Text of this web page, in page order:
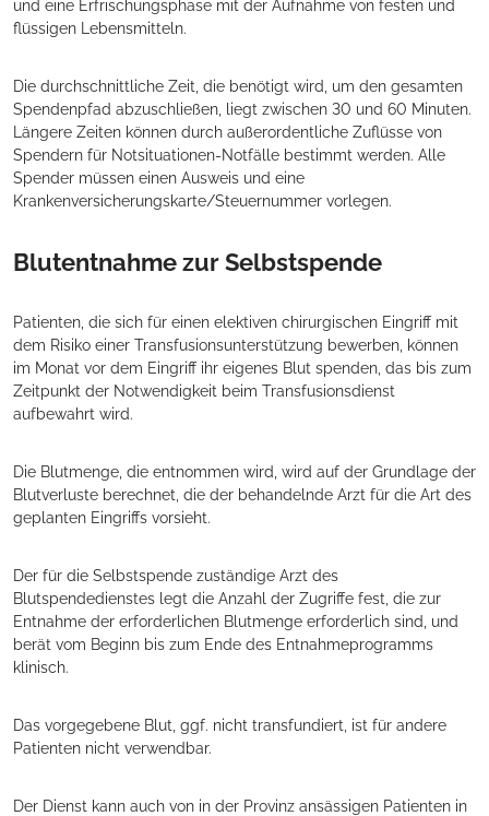
und eine Erfrischungsphase mit der Aufnahme von festen und
flüssigen Lebensmitteln.
Die durchschnittliche Zeit, die benötigt wird, um den gesamten
Spendenpfad abzuschließen, liegt zwischen 30 und 60 Minuten.
Längere Zeiten können durch außerordentliche Zuflüsse von
Spendern für Notsituationen-Notfälle bestimmt werden. Alle
Spender müssen einen Ausweis und eine
Krankenversicherungskarte/Steuernummer vorlegen.
Blutentnahme zur Selbstspende
Patienten, die sich für einen elektiven chirurgischen Eingriff mit
dem Risiko einer Transfusionsunterstützung bewerben, können
im Monat vor dem Eingriff ihr eigenes Blut spenden, das bis zum
Zeitpunkt der Notwendigkeit beim Transfusionsdienst
aufbewahrt wird.
Die Blutmenge, die entnommen wird, wird auf der Grundlage der
Blutverluste berechnet, die der behandelnde Arzt für die Art des
geplanten Eingriffs vorsieht.
Der für die Selbstspende zuständige Arzt des
Blutspendedienstes legt die Anzahl der Zugriffe fest, die zur
Entnahme der erforderlichen Blutmenge erforderlich sind, und
berät vom Beginn bis zum Ende des Entnahmeprogramms
klinisch.
Das vorgegebene Blut, ggf. nicht transfundiert, ist für andere
Patienten nicht verwendbar.
Der Dienst kann auch von in der Provinz ansässigen Patienten in